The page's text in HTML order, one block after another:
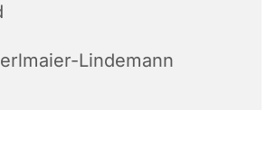
Lindemann